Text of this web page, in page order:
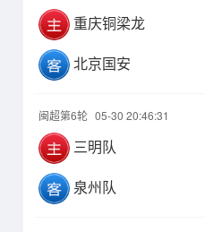
重庆铜梁龙
北京国安
闽超第6轮 05-30 20:46:31
三明队
泉州队